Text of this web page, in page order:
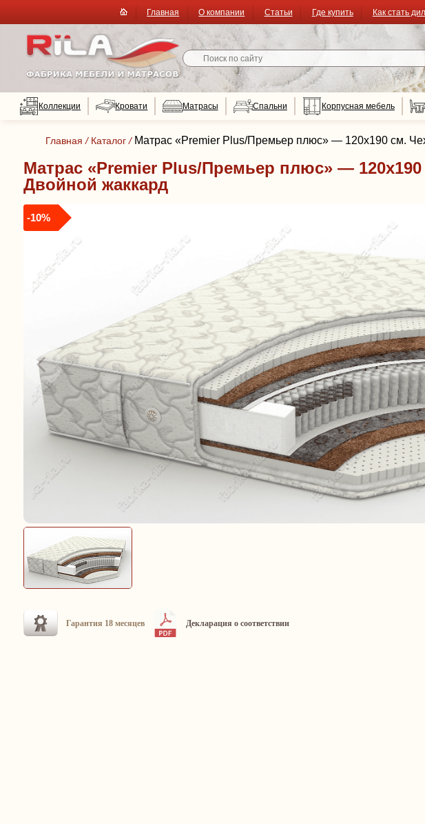
Главная О компании Статьи Где купить Как стать
Коллекции Кровати Матрасы Спальни Корпусная мебель
Главная / Каталог / Матрас «Premier Plus/Премьер плюс» — 120x190 см.
Матрас «Premier Plus/Премьер плюс» —
Двойной жаккард
-10%
Гарантия 18 месяцев Декларация о соответствии